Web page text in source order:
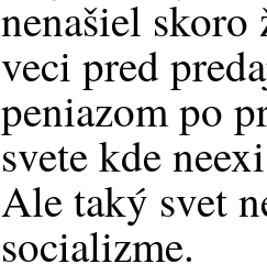
nenašiel skoro
veci pred
peniazom po
svete kde
Ale taký svet
socializme.